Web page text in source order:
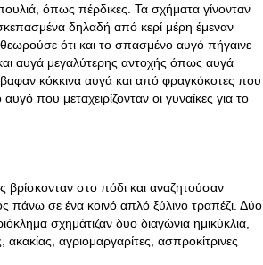
όπως πέρδικες. Τα σχήματα γίνονταν
δηλαδή από κερί μέρη έμεναν
ότι και το σπασμένο αυγό πήγαινε
αυγά μεγαλύτερης αντοχής όπως αυγά
κόκκινα αυγά και από φραγκόκοτες που
που μεταχειρίζονταν οι γυναίκες για το
βρίσκονταν στο πόδι και αναζητούσαν
πάνω σε ένα κοινό απλό ξύλινο τραπέζι. Δύο
σχημάτιζαν δυο διαγώνια ημικύκλια,
αγριομαργαρίτες, ασπροκίτρινες